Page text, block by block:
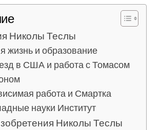
Николы Теслы
жизнь и образование
в США и работа с Томасом
работа и Смартка
науки Институт
Николы Теслы